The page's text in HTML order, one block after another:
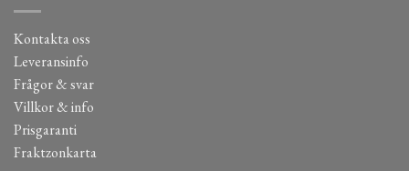
Kontakta oss
Leveransinfo
Frågor & svar
Villkor & info
Prisgaranti
Fraktzonkarta